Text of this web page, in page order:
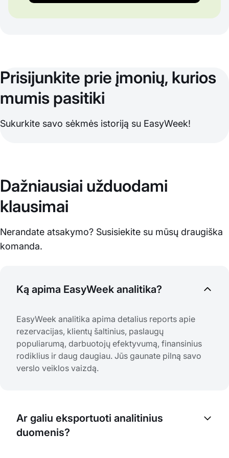
Prisijunkite prie įmonių, kurios
mumis pasitiki
Sukurkite savo sėkmės istoriją su EasyWeek!
Dažniausiai užduodami
klausimai
Nerandate atsakymo? Susisiekite su mūsų draugiška
komanda.
Ką apima EasyWeek analitika?
EasyWeek analitika apima detalius reports apie
rezervacijas, klientų šaltinius, paslaugų
populiarumą, darbuotojų efektyvumą, finansinius
rodiklius ir daug daugiau. Jūs gaunate pilną savo
verslo veiklos vaizdą.
Ar galiu eksportuoti analitinius
duomenis?